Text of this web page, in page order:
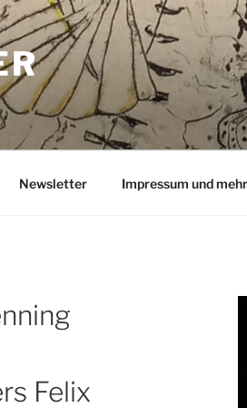
Newsletter Impressum und mehr
Felix